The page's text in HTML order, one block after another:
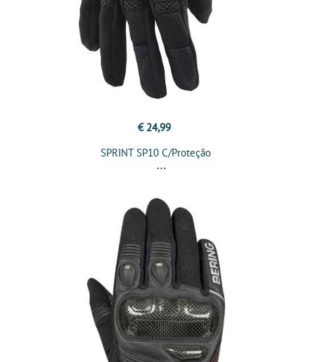
€ 24,99
SPRINT SP10 C/Proteção